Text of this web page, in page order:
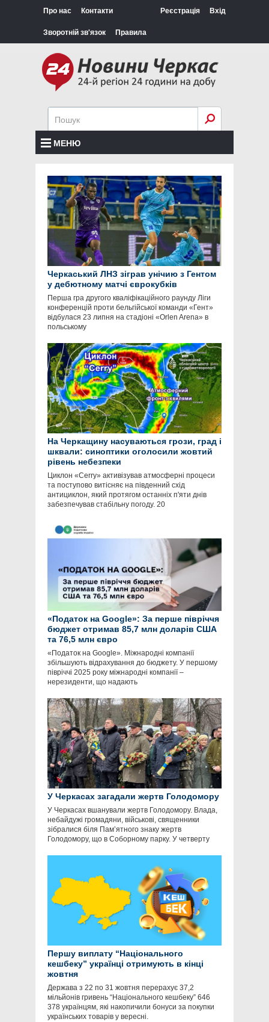
Про нас Контакти
Зворотній зв'язок Правила
Реєстрація Вхід
МЕНЮ
Черкаський ЛНЗ зіграв унічию з Гентом
у дебютному матчі єврокубків
Перша гра другого кваліфікаційного раунду Ліги
конференцій проти бельгійської команди «Гент»
відбулася 23 липня на стадіоні «Orlen Arena» в
польському
На Черкащину насуваються грози, град і
шквали: синоптики оголосили жовтий
рівень небезпеки
Циклон «Cerry» активізував атмосферні процеси
та поступово витісняє на південний схід
антициклон, який протягом останніх п'яти днів
забезпечував стабільну погоду. 20
«Податок на Google»: За перше півріччя
бюджет отримав 85,7 млн доларів США
та 76,5 млн євро
«Податок на Google». Міжнародні компанії
збільшують відрахування до бюджету. У першому
півріччі 2025 року міжнародні компанії –
нерезиденти, що надають
У Черкасах загадали жертв Голодомору
У Черкасах вшанували жертв Голодомору. Влада,
небайдужі громадяни, військові, священники
зібралися біля Пам’ятного знаку жертв
Голодомору, що в Соборному парку. У четверту
Першу виплату “Національного
кешбеку” українці отримують в кінці
жовтня
Держава з 22 по 31 жовтня перерахує 37,2
мільйонів гривень “Національного кешбеку” 646
378 українцям, які накопичили бонуси за покупки
українських товарів у вересні.